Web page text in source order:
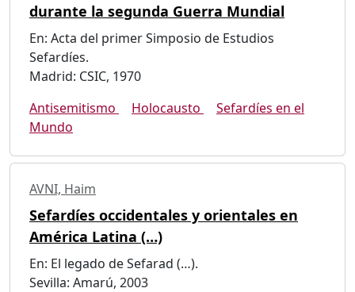
durante la segunda Guerra Mundial
En: Acta del primer Simposio de Estudios
Sefardíes.
Madrid: CSIC, 1970
Antisemitismo
Holocausto
Sefardíes en el
Mundo
AVNI, Haim
Sefardíes occidentales y orientales en
América Latina (…)
En: El legado de Sefarad (…).
Sevilla: Amarú, 2003